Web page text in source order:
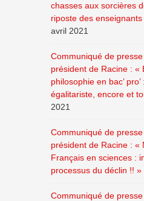
chasses aux sorcières
riposte des enseignants
avril 2021
Communiqué de presse
président de Racine : «
philosophie en bac’
égalitariste, encore et
2021
Communiqué de presse
président de Racine : «
Français en sciences :
processus du déclin !! »
Communiqué de presse